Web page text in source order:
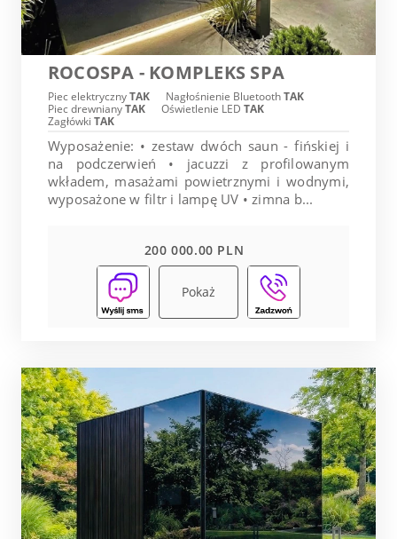
ROCOSPA - KOMPLEKS SPA
Piec elektrycznyTAK Nagłośnienie BluetoothTAK
Piec drewnianyTAK Oświetlenie LED TAK
Zagłówki TAK
Wyposażenie: • zestaw dwóch saun - fińskiej i
na podczerwień • jacuzzi z profilowanym
wkładem, masażami powietrznymi i wodnymi,
wyposażone w filtr i lampę UV • zimna b...
200 000.00 PLN
Pokaż